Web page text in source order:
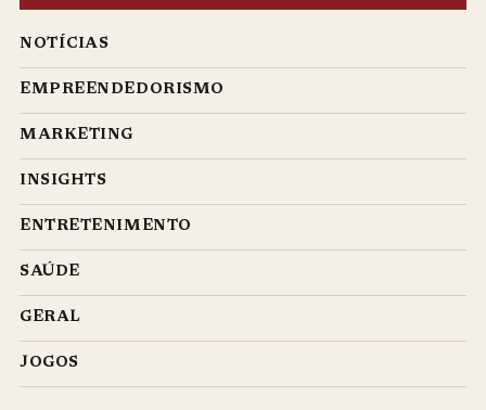
NOTÍCIAS
EMPREENDEDORISMO
MARKETING
INSIGHTS
ENTRETENIMENTO
SAÚDE
GERAL
JOGOS